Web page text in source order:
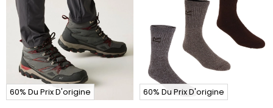
60% Du Prix D'origine
60% Du Prix D'origine